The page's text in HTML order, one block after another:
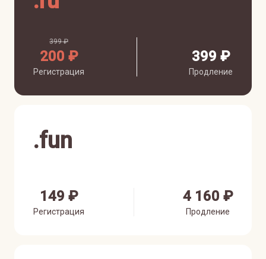
399 ₽
200 ₽
Регистрация
399 ₽
Продление
.fun
149 ₽
Регистрация
4 160 ₽
Продление